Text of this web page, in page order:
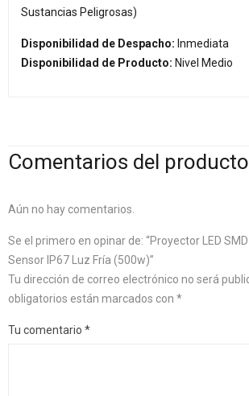
Sustancias Peligrosas)
Disponibilidad de Despacho: Inmediata
Disponibilidad de Producto: Nivel Medio
Comentarios del producto
Aún no hay comentarios.
Se el primero en opinar de: “Proyector LED
Sensor IP67 Luz Fría (500w)”
Tu dirección de correo electrónico no será
obligatorios están marcados con *
Tu comentario *